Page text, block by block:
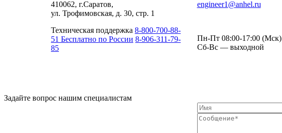
410062, г.Саратов,
ул. Трофимовская, д. 30, стр. 1
engineer1@anhel.ru
Техническая поддержка 8-800-700-88-
51 Бесплатно по России 8-906-311-79-
85
Пн-Пт 08:00-17:00 (Мск)
Сб-Вс — выходной
Задайте вопрос нашим специалистам